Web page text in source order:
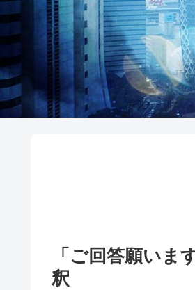
「ご回答願い
釈